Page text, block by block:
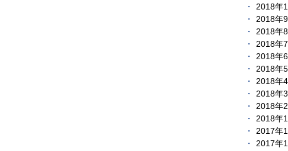
2018年
2018年9
2018年8
2018年7
2018年6
2018年5
2018年4
2018年3
2018年2
2018年1
2017年
2017年